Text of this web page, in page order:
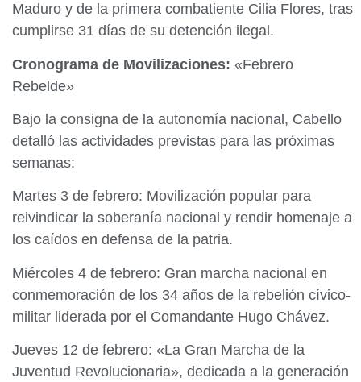
Maduro y de la primera combatiente Cilia Flores, tras
cumplirse 31 días de su detención ilegal.​
Cronograma de Movilizaciones: «Febrero
Rebelde» ​
Bajo la consigna de la autonomía nacional, Cabello
detalló las actividades previstas para las próximas
semanas:​
​Martes 3 de febrero: Movilización popular para
reivindicar la soberanía nacional y rendir homenaje a
los caídos en defensa de la patria.​
Miércoles 4 de febrero: Gran marcha nacional en
conmemoración de los 34 años de la rebelión cívico-
militar liderada por el Comandante Hugo Chávez.
​Jueves 12 de febrero: «La Gran Marcha de la
Juventud Revolucionaria», dedicada a la generación